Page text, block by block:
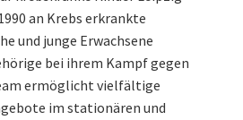
an Krebs erkrankte
und junge Erwachsene
bei ihrem Kampf gegen
ermöglicht vielfältige
im stationären und